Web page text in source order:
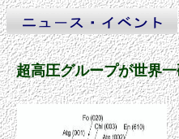
超高圧グループが世界